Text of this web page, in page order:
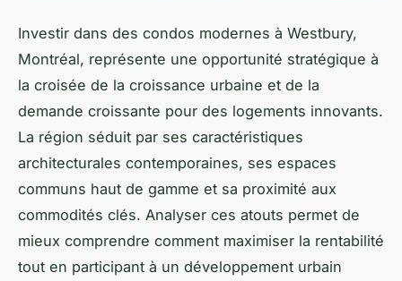
Investir dans des condos modernes à Westbury,
Montréal, représente une opportunité stratégique à
la croisée de la croissance urbaine et de la
demande croissante pour des logements innovants.
La région séduit par ses caractéristiques
architecturales contemporaines, ses espaces
communs haut de gamme et sa proximité aux
commodités clés. Analyser ces atouts permet de
mieux comprendre comment maximiser la rentabilité
tout en participant à un développement urbain